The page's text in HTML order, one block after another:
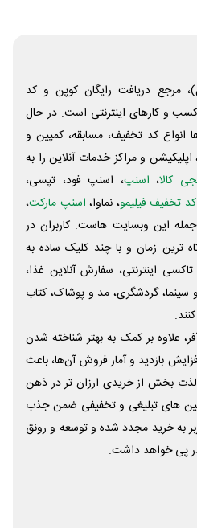
مرجع دریافت رایگان کوپن و کد
و‌ کارهای اینترنتی است. در حال
انواع کد تخفیف، مسابقه، کمپین و
و مراکز خدمات آنلاین را به
کالا، اسنپ، اسنپ فود، تپسی،
کد تخفیف فیلیمو، نماوا، اسنپ مارکت،
جمله این وبسایت ‌هاست. کاربران در
ترین زمان و با چند کلیک ساده به
اینترنتی، سفارش آنلاین غذا،
سینما، گردشگری، مد و پوشاک، کتاب
علاوه بر کمک به بهتر شناخته شدن
بازدید و آمار فروش آن‌ها، باعث
بخش از خریدی ارزان تر در ذهن
های تبلیغی و تخفیفی ضمن جذب
به خرید مجدد شده و توسعه و رونق
پی خواهد داشت.